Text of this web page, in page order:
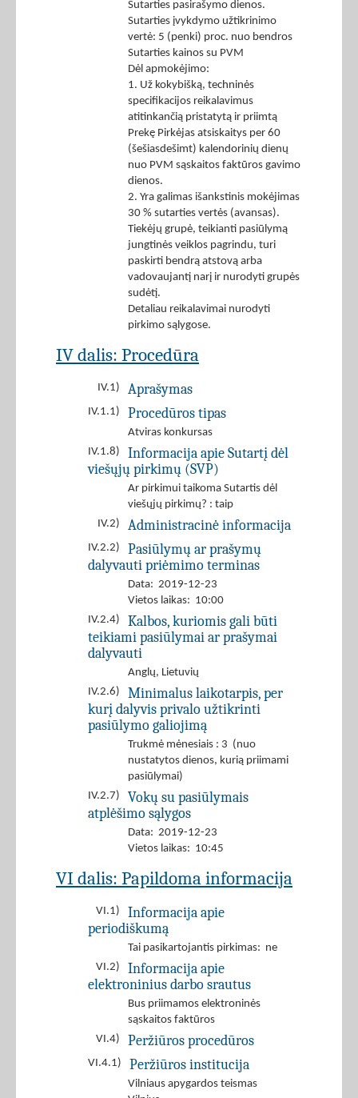
Sutarties pasirašymo dienos.
Sutarties įvykdymo užtikrinimo
vertė: 5 (penki) proc. nuo bendros
Sutarties kainos su PVM
Dėl apmokėjimo:
1. Už kokybišką, techninės
specifikacijos reikalavimus
atitinkančią pristatytą ir priimtą
Prekę Pirkėjas atsiskaitys per 60
(šešiasdešimt) kalendorinių dienų
nuo PVM sąskaitos faktūros gavimo
dienos.
2. Yra galimas išankstinis mokėjimas
30 % sutarties vertės (avansas).
Tiekėjų grupė, teikianti pasiūlymą
jungtinės veiklos pagrindu, turi
paskirti bendrą atstovą arba
vadovaujantį narį ir nurodyti grupės
sudėtį.
Detaliau reikalavimai nurodyti
pirkimo sąlygose.
IV dalis: Procedūra
IV.1) Aprašymas
IV.1.1) Procedūros tipas
Atviras konkursas
IV.1.8)
Informacija apie Sutartį dėl
viešųjų pirkimų (SVP)
Ar pirkimui taikoma Sutartis dėl
viešųjų pirkimų? : taip
IV.2)
Administracinė informacija
IV.2.2)
Pasiūlymų ar prašymų
dalyvauti priėmimo terminas
Data: 2019-12-23
Vietos laikas: 10:00
IV.2.4)
Kalbos, kuriomis gali būti
teikiami pasiūlymai ar prašymai
dalyvauti
Anglų, Lietuvių
IV.2.6)
Minimalus laikotarpis, per
kurį dalyvis privalo užtikrinti
pasiūlymo galiojimą
Trukmė mėnesiais : 3 (nuo
nustatytos dienos, kurią priimami
pasiūlymai)
IV.2.7)
Vokų su pasiūlymais
atplėšimo sąlygos
Data: 2019-12-23
Vietos laikas: 10:45
VI dalis: Papildoma informacija
VI.1)
Informacija apie
periodiškumą
Tai pasikartojantis pirkimas: ne
VI.2)
Informacija apie
elektroninius darbo srautus
Bus priimamos elektroninės
sąskaitos faktūros
VI.4)
Peržiūros procedūros
VI.4.1) Peržiūros institucija
Vilniaus apygardos teismas